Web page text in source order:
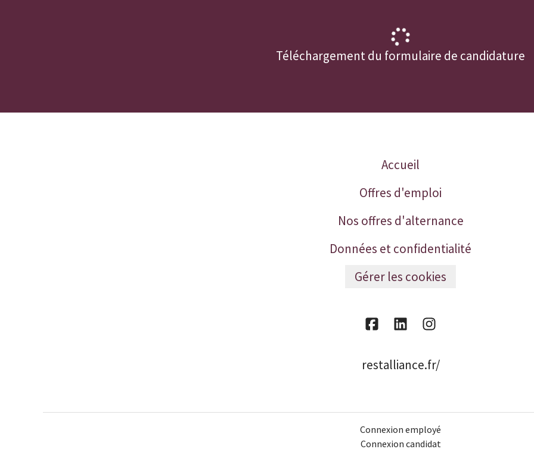
Téléchargement du formulaire de candidature
Accueil
Offres d'emploi
Nos offres d'alternance
Données et confidentialité
Gérer les cookies
restalliance.fr/
Connexion employé
Connexion candidat